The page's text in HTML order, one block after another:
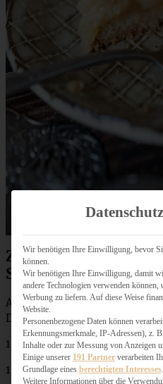
Zutaten
Streuselkuchen
Ausreichend für eine
Durchmesser
1 Ei
125 g Butter
Wir benötigen Ihre Einwilligung, bevor
können.
Wir benötigen Ihre Einwilligung, damit
andere Technologien verwenden
Werbung zu liefern. Auf diese Weise
Website.
Personenbezogene Daten können
Erkennungsmerkmale, IP-Adressen), z.
Inhalte oder zur Messung von Anzeigen
Einige unserer 191 Partner verarbeiten
Grundlage eines berechtigten Interesses
Weitere Informationen über die